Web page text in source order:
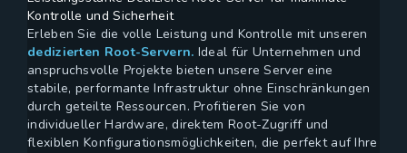
Kontrolle und Sicherheit
Erleben Sie die volle Leistung und Kontrolle mit unseren
dedizierten Root-Servern. Ideal für Unternehmen und
anspruchsvolle Projekte bieten unsere Server eine
stabile, performante Infrastruktur ohne Einschränkungen
durch geteilte Ressourcen. Profitieren Sie von
individueller Hardware, direktem Root-Zugriff und
flexiblen Konfigurationsmöglichkeiten, die perfekt auf Ihre